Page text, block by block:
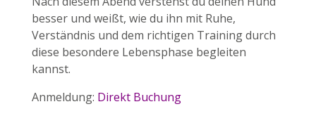
besser und weißt, wie du ihn mit Ruhe,
Verständnis und dem richtigen Training durch
diese besondere Lebensphase begleiten
kannst.
Anmeldung: Direkt Buchung